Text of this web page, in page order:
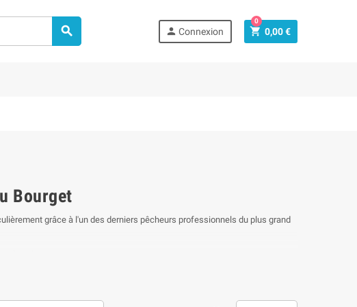
  Connexion  0,00 €
0
Bourget
grâce à l'un des derniers pêcheurs professionnels du plus grand
lavaret que vous pourrez savourer en rillettes à la myrtilles